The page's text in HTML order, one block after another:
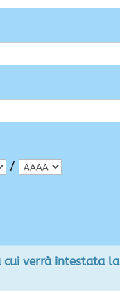
/
cui verrà intestata la